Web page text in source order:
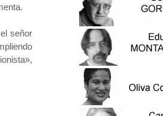
señor